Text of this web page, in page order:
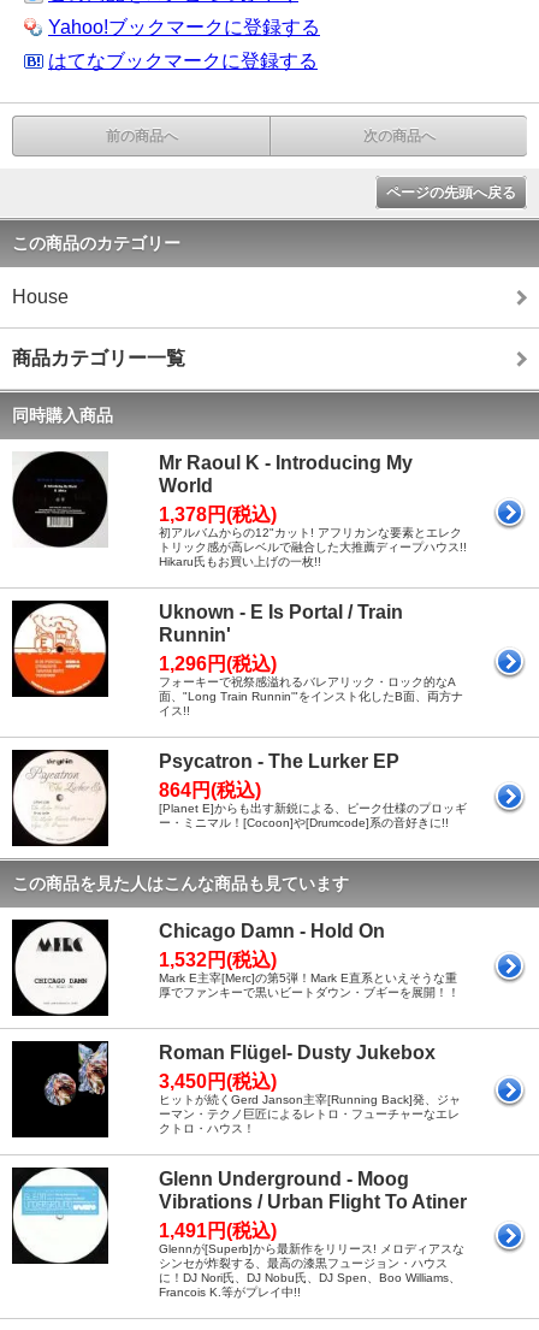
Yahoo!ブックマークに登録する
はてなブックマークに登録する
前の商品へ 次の商品へ
ページの先頭へ戻る
この商品のカテゴリー
House
商品カテゴリー一覧
同時購入商品
Mr Raoul K - Introducing My
World
1,378円(税込)
初アルバムからの12"カット! アフリカンな要素とエレク
トリック感が高レベルで融合した大推薦ディープハウス!!
Hikaru氏もお買い上げの一枚!!
Uknown - E Is Portal / Train
Runnin'
1,296円(税込)
フォーキーで祝祭感溢れるバレアリック・ロック的なA
面、"Long Train Runnin'"をインスト化したB面、両方ナ
イス!!
Psycatron - The Lurker EP
864円(税込)
[Planet E]からも出す新鋭による、ピーク仕様のプロッギ
ー・ミニマル！[Cocoon]や[Drumcode]系の音好きに!!
この商品を見た人はこんな商品も見ています
Chicago Damn - Hold On
1,532円(税込)
Mark E主宰[Merc]の第5弾！Mark E直系といえそうな重
厚でファンキーで黒いビートダウン・ブギーを展開！！
Roman Flügel- Dusty Jukebox
3,450円(税込)
ヒットが続くGerd Janson主宰[Running Back]発、ジャ
ーマン・テクノ巨匠によるレトロ・フューチャーなエレ
クトロ・ハウス！
Glenn Underground - Moog
Vibrations / Urban Flight To Atiner
1,491円(税込)
Glennが[Superb]から最新作をリリース! メロディアスな
シンセが炸裂する、最高の漆黒フュージョン・ハウス
に！DJ Nori氏、DJ Nobu氏、DJ Spen、Boo Williams、
Francois K.等がプレイ中!!